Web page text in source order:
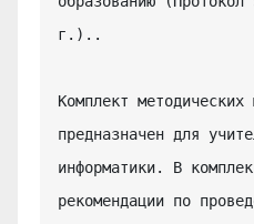
г.)..
Комплект методических
предназначен для
информатики. В
рекомендации по